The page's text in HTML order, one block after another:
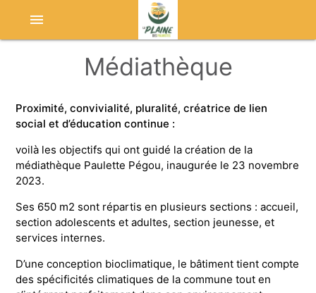
menu
Médiathèque
Proximité, convivialité, pluralité, créatrice de lien
social et d’éducation continue :
voilà les objectifs qui ont guidé la création de la
médiathèque Paulette Pégou, inaugurée le 23 novembre
2023.
Ses 650 m2 sont répartis en plusieurs sections : accueil,
section adolescents et adultes, section jeunesse, et
services internes.
D’une conception bioclimatique, le bâtiment tient compte
des spécificités climatiques de la commune tout en